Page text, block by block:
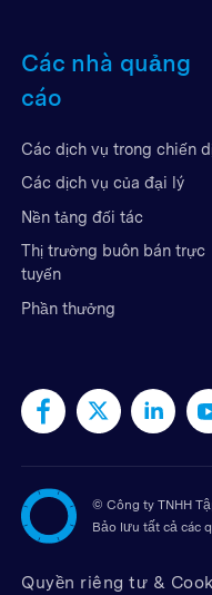
Các nhà quảng
cáo
Các dịch vụ trong chiến
Các dịch vụ của đại lý
Nền tảng đối tác
Thị trường buôn bán trực
tuyến
Phần thưởng
© Công ty TNHH
Bảo lưu tất cả các
Quyền riêng tư &